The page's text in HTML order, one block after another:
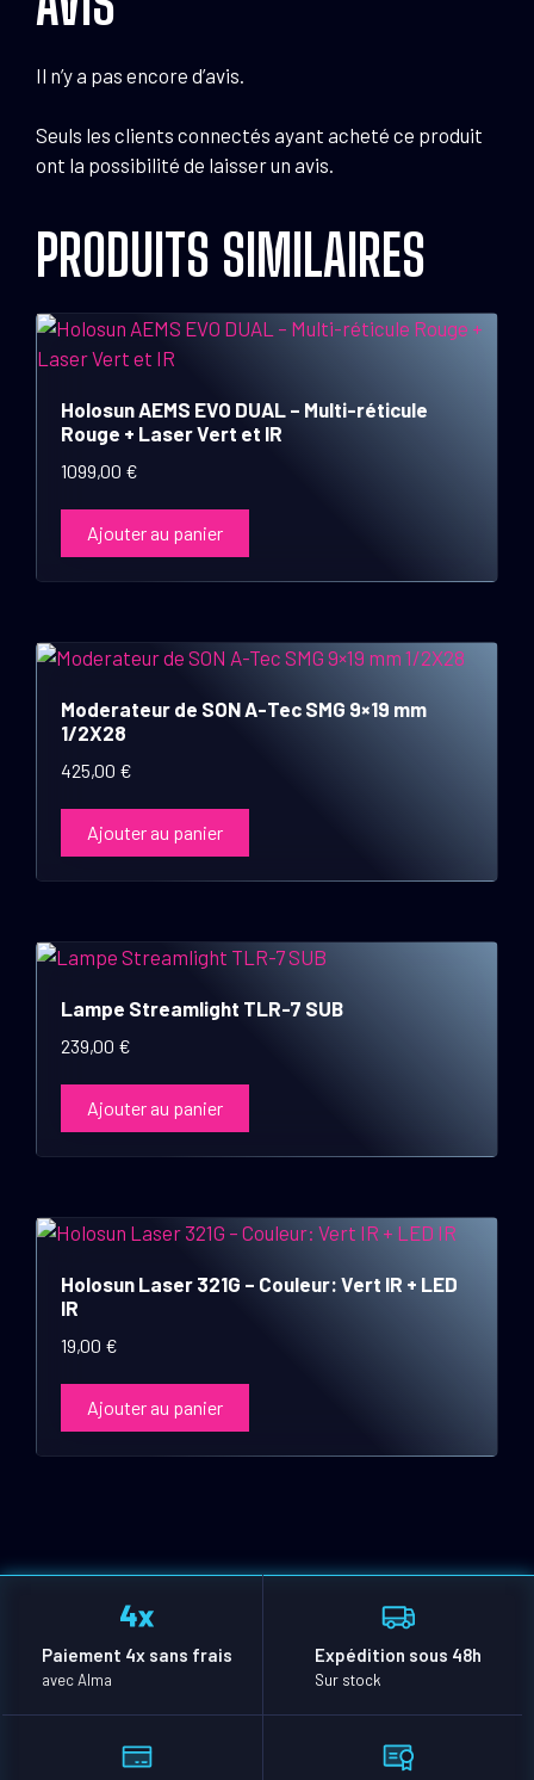
Il n’y a pas encore d’avis.
Seuls les clients connectés ayant acheté ce produit
ont la possibilité de laisser un avis.
PRODUITS SIMILAIRES
Holosun AEMS EVO DUAL – Multi-réticule
Rouge + Laser Vert et IR
1099,00 €
Ajouter au panier
Moderateur de SON A-Tec SMG 9×19 mm
1/2X28
425,00 €
Ajouter au panier
Lampe Streamlight TLR-7 SUB
239,00 €
Ajouter au panier
Holosun Laser 321G – Couleur: Vert IR + LED
IR
19,00 €
Ajouter au panier
Paiement 4x sans frais
avec Alma
Expédition sous 48h
Sur stock